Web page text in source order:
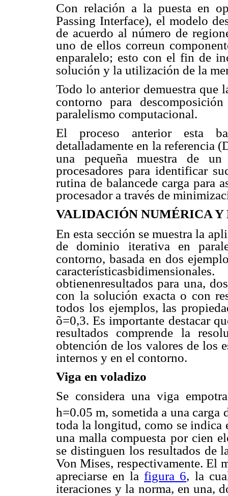
Con relación a la puesta en
Passing Interface), el modelo
de acuerdo al número de
uno de ellos correun
enparalelo; esto con el fin de
solución y la utilización de la
Todo lo anterior demuestra que
contorno para
paralelismo computacional.
El proceso anterior esta
detalladamente en la referencia
una pequeña muestra de un
procesadores para identificar
rutina de balancede carga para
procesador a través de
VALIDACIÓN NUMÉRICA Y
En esta sección se muestra la
de dominio iterativa en
contorno, basada en dos
obtienenresultados para una,
con la solución exacta o con
todos los ejemplos, las
õ=0,3. Es importante destacar
resultados comprende la
obtención de los valores de los
internos y en el contorno.
Viga en voladizo
Se considera una viga
h=0.05 m, sometida a una carga
toda la longitud, como se indica
una malla compuesta por cien
se distinguen los resultados de
Von Mises, respectivamente. El
apreciarse en la figura 6, la
iteraciones y la norma, en una,